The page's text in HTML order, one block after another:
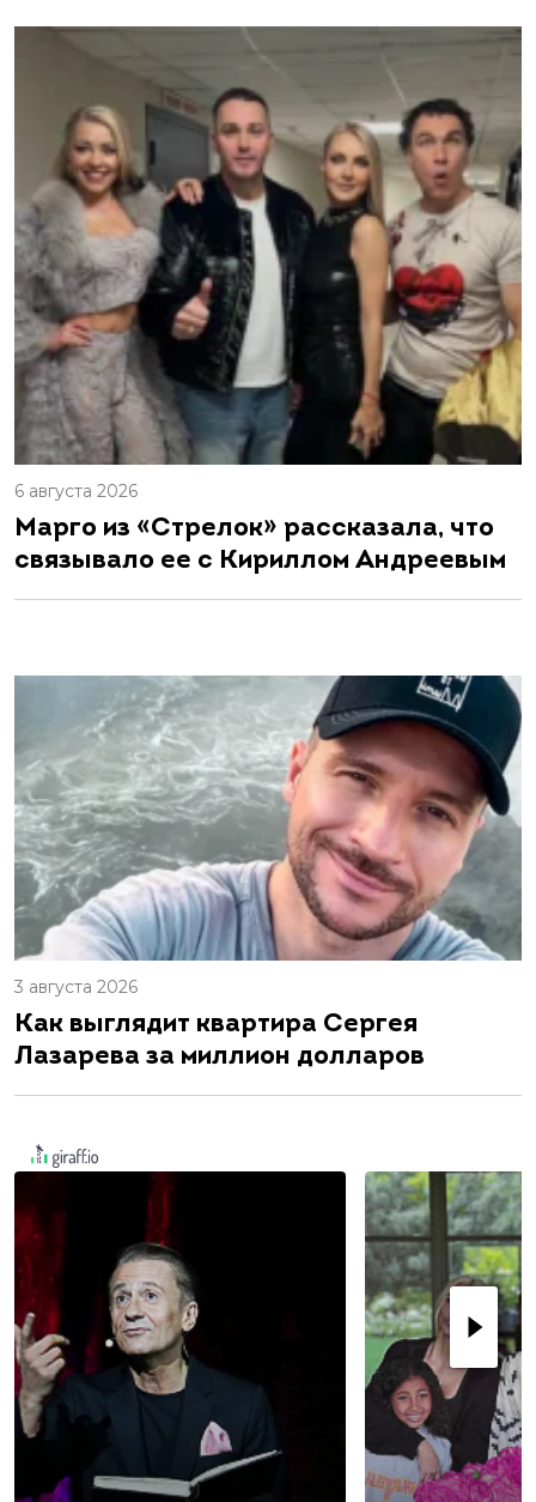
6 августа 2026
Марго из «Стрелок» рассказала, что
связывало ее с Кириллом Андреевым
3 августа 2026
Как выглядит квартира Сергея
Лазарева за миллион долларов